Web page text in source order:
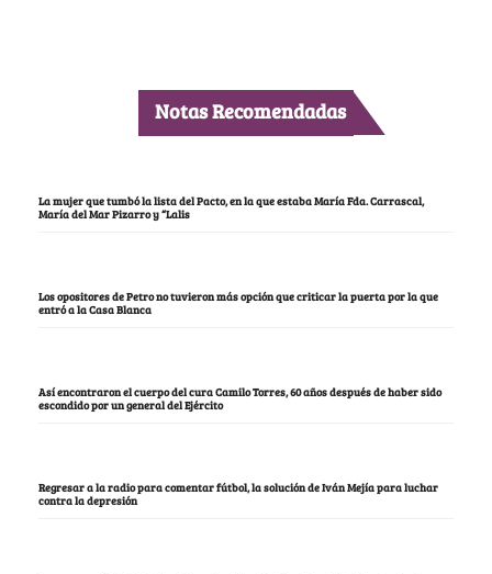
Notas Recomendadas
La mujer que tumbó la lista del Pacto, en la que estaba María Fda. Carrascal,
María del Mar Pizarro y “Lalis
Los opositores de Petro no tuvieron más opción que criticar la puerta por la que
entró a la Casa Blanca
Así encontraron el cuerpo del cura Camilo Torres, 60 años después de haber sido
escondido por un general del Ejército
Regresar a la radio para comentar fútbol, la solución de Iván Mejía para luchar
contra la depresión